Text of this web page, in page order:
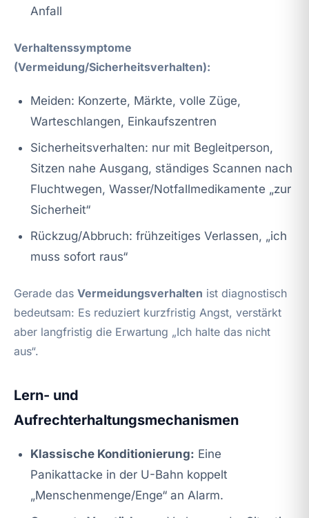
Anfall
Verhaltenssymptome
(Vermeidung/Sicherheitsverhalten):
Meiden: Konzerte, Märkte, volle Züge,
Warteschlangen, Einkaufszentren
Sicherheitsverhalten: nur mit Begleitperson,
Sitzen nahe Ausgang, ständiges Scannen nach
Fluchtwegen, Wasser/Notfallmedikamente „zur
Sicherheit“
Rückzug/Abbruch: frühzeitiges Verlassen, „ich
muss sofort raus“
Gerade das Vermeidungsverhalten ist diagnostisch
bedeutsam: Es reduziert kurzfristig Angst, verstärkt
aber langfristig die Erwartung „Ich halte das nicht
aus“.
Lern- und
Aufrechterhaltungsmechanismen
Klassische Konditionierung: Eine
Panikattacke in der U-Bahn koppelt
„Menschenmenge/Enge“ an Alarm.